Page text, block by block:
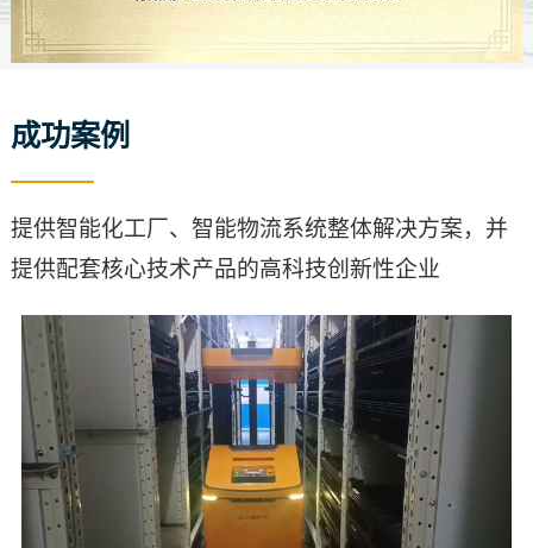
成功案例
提供智能化工厂、智能物流系统整体解决方案，并
提供配套核心技术产品的高科技创新性企业